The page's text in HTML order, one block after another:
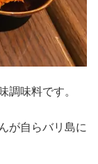
調味料です。
が自らバリ島に